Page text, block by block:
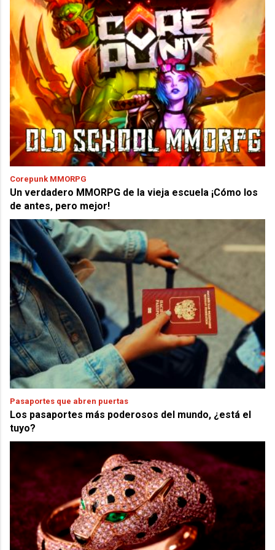
Corepunk MMORPG
Un verdadero MMORPG de la vieja escuela ¡Cómo los
de antes, pero mejor!
Pasaportes que abren puertas
Los pasaportes más poderosos del mundo, ¿está el
tuyo?